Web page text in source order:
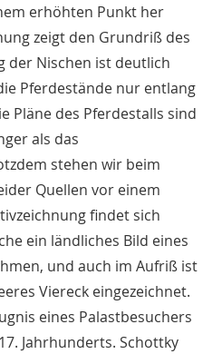
erhöhten Punkt her
zeigt den Grundriß des
der Nischen ist deutlich
Pferdestände nur entlang
Pläne des Pferdestalls sind
als das
stehen wir beim
Quellen vor einem
findet sich
ein ländliches Bild eines
und auch im Aufriß ist
Viereck eingezeichnet.
eines Palastbesuchers
Jahrhunderts. Schottky